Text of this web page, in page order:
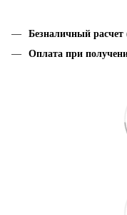
Безналичный
Оплата при